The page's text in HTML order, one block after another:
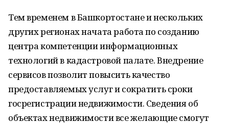
Тем временем в Башкортостане и нескольких
других регионах начата работа по созданию
центра компетенции информационных
технологий в кадастровой палате. Внедрение
сервисов позволит повысить качество
предоставляемых услуг и сократить сроки
госрегистрации недвижимости. Сведения об
объектах недвижимости все желающие смогут